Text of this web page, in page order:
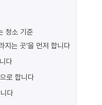
청소 기준
지는 곳’을 먼저 합니다
다
로 합니다
다